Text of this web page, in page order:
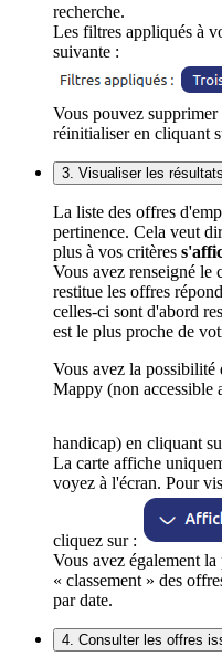
recherche.
Les filtres appliqués à
suivante :
Vous pouvez
réinitialiser en cliquant
3. Visualiser les
La liste des offres
pertinence. Cela veut
plus à vos critères
Vous avez renseigné
restitue les offres
celles-ci sont d'abord
est le plus proche de
Vous avez la
Mappy (non accessible
handicap) en cliquant
La carte affiche
voyez à l'écran. Pour
cliquez sur :
Vous avez également
« classement » des
par date.
4. Consulter les offres